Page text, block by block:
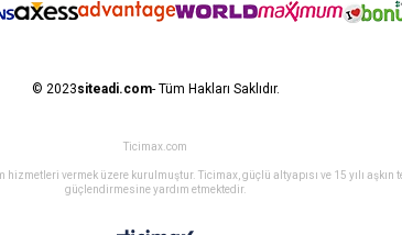
© 2023siteadi.com- Tüm Hakları Saklıdır.
Ticimax.com
vermek üzere kurulmuştur. Ticimax, güçlü altyapısı ve 15 yılı
güçlendirmesine yardım etmektedir.